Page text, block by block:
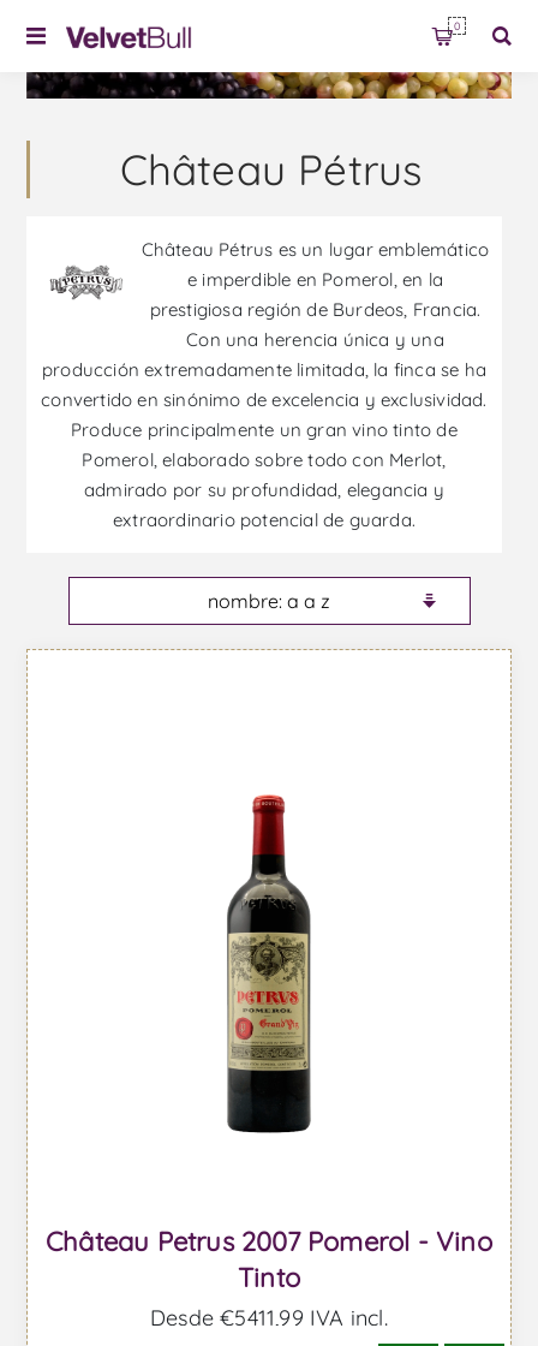
0
Château Pétrus
Château Pétrus es un lugar emblemático
e imperdible en Pomerol, en la
prestigiosa región de Burdeos, Francia.
Con una herencia única y una
producción extremadamente limitada, la finca se ha
convertido en sinónimo de excelencia y exclusividad.
Produce principalmente un gran vino tinto de
Pomerol, elaborado sobre todo con Merlot,
admirado por su profundidad, elegancia y
extraordinario potencial de guarda.
Château Petrus 2007 Pomerol - Vino
Tinto
Desde €5411,99 IVA incl.